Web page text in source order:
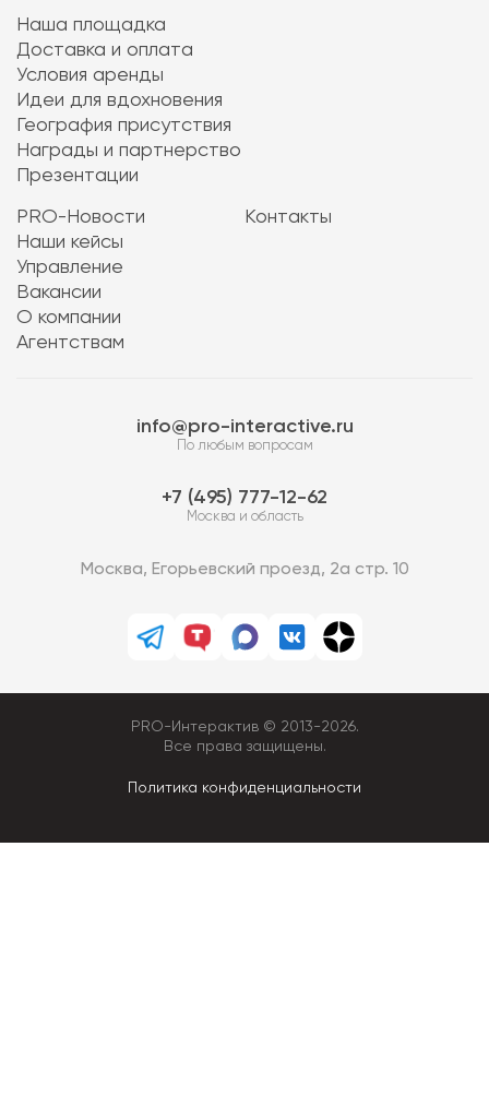
Наша площадка
Доставка и оплата
Условия аренды
Идеи для вдохновения
География присутствия
Награды и партнерство
Презентации
PRO-Новости
Наши кейсы
Управление
Вакансии
О компании
Агентствам
Контакты
info@pro-interactive.ru
По любым вопросам
7 (495) 777-12-62
Москва и область
Москва, Егорьевский проезд, 2а стр. 10
PRO-Интерактив © 2013-2026.
Все права защищены.
Политика конфиденциальности